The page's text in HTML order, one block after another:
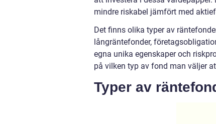
mindre riskabel jämfört med
Det finns olika typer av
långräntefonder,
egna unika egenskaper och
på vilken typ av fond man väljer
Typer av